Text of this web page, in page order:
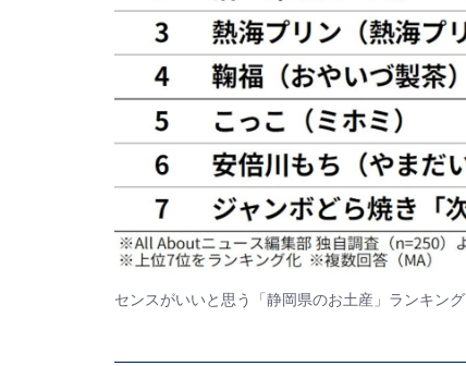
センスがいいと思う「静岡県のお土産」ランキング